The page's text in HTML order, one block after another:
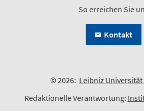
So erreichen Sie
Kontakt
© 2026: Leibniz
Redaktionelle Verantwortung: